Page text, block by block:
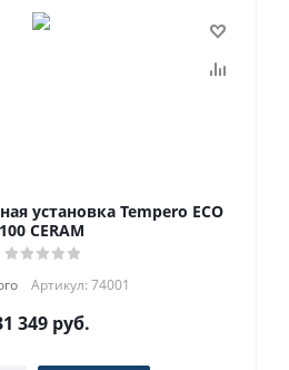
установка Tempero ECO
100 CERAM
Артикул: 74001
349руб.